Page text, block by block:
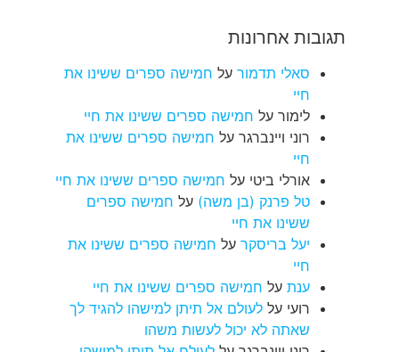
תגובות אחרונות
סאלי תדמור על חמישה ספרים ששינו את
חיי
לימור על חמישה ספרים ששינו את חיי
רוני ויינברגר על חמישה ספרים ששינו את
חיי
אורלי ביטי על חמישה ספרים ששינו את חיי
טל פרנק (בן משה) על חמישה ספרים
ששינו את חיי
יעל בריסקר על חמישה ספרים ששינו את
חיי
ענת על חמישה ספרים ששינו את חיי
רועי על לעולם אל תיתן למישהו להגיד לך
שאתה לא יכול לעשות משהו